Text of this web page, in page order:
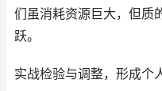
们虽消耗资源巨大，但质
跃。
实战检验与调整，形成个